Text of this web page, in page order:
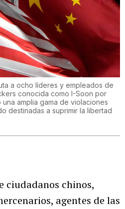
a ocho líderes y empleados de
conocida como I-Soon por
amplia gama de violaciones
destinadas a suprimir la libertad
ciudadanos chinos,
agentes de las